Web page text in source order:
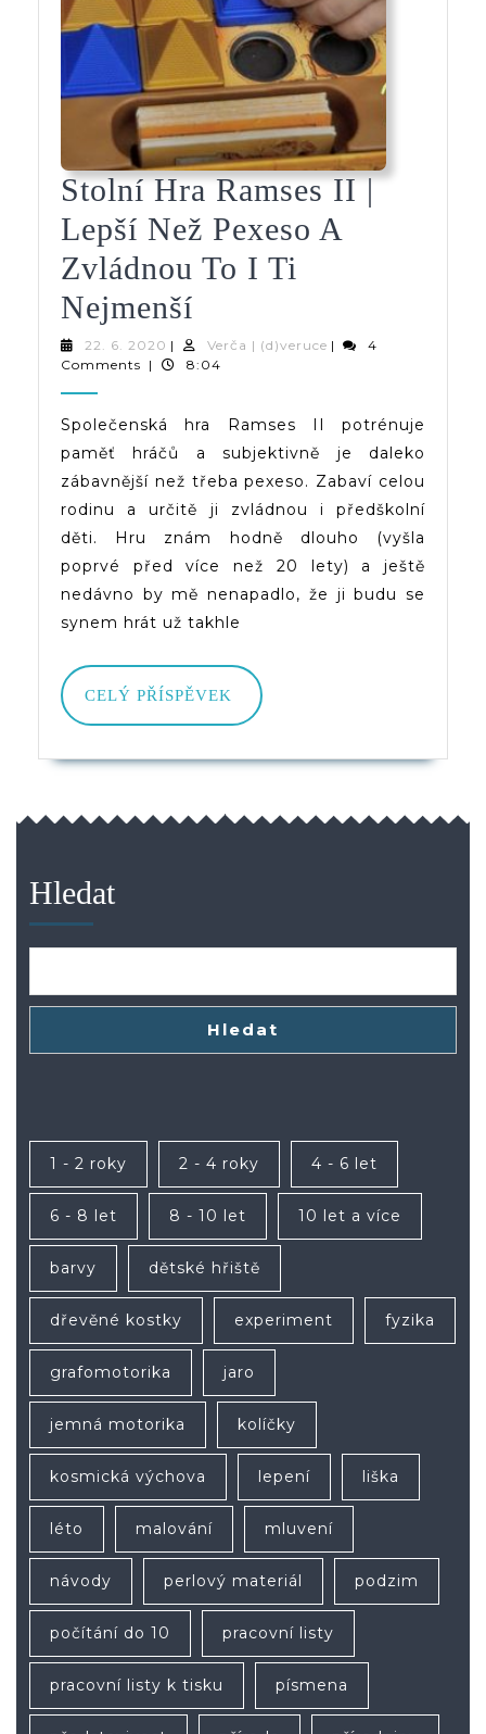
Stolní Hra Ramses II |
Lepší Než Pexeso A
Zvládnou To I Ti
Nejmenší
Hra
II
|
Lepší
Než
Pexeso
A
Zvládnou
To
I
Ti
Nejmenší
22. 6. 2020 22.
6.
| Verča | (d)veruceVerča
|
4
Comments | 8:04
Společenská hra Ramses II potrénuje
paměť hráčů a subjektivně je daleko
zábavnější než třeba pexeso. Zabaví celou
rodinu a určitě ji zvládnou i předškolní
děti. Hru znám hodně dlouho (vyšla
poprvé před více než 20 lety) a ještě
nedávno by mě nenapadlo, že ji budu se
synem hrát už takhle
CELÝ PŘÍSPĚVEK
CELÝ
PŘÍSPĚVEK
Hledat
Hledat
1 - 2 roky 2 - 4 roky 4 - 6 let
6 - 8 let 8 - 10 let 10 let a více
barvy dětské hřiště
dřevěné kostky experiment fyzika
grafomotorika jaro
jemná motorika kolíčky
kosmická výchova lepení liška
léto malování mluvení
návody perlový materiál podzim
počítání do 10 pracovní listy
pracovní listy k tisku písmena